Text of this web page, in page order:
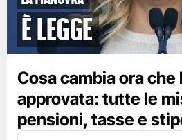
è legge
Cosa cambia ora che
approvata: tutte le
pensioni, tasse e